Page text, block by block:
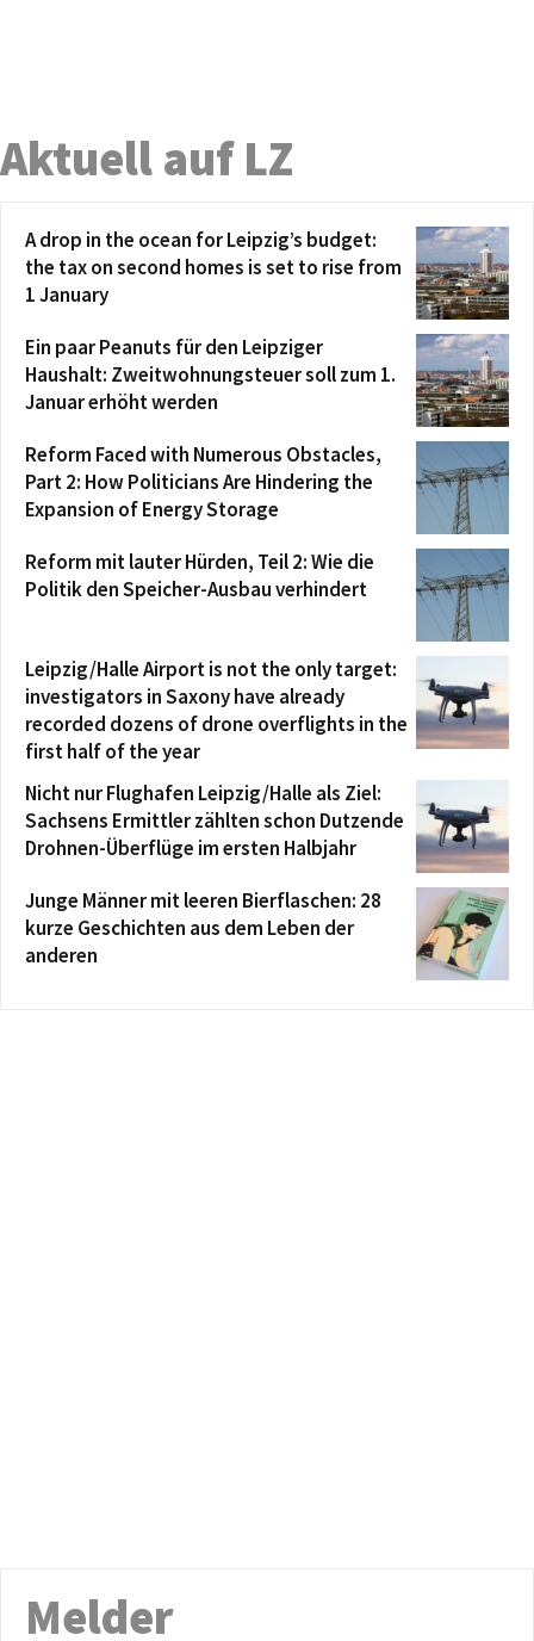
Aktuell auf LZ
A drop in the ocean for Leipzig’s budget:
the tax on second homes is set to rise from
1 January
Ein paar Peanuts für den Leipziger
Haushalt: Zweitwohnungsteuer soll zum 1.
Januar erhöht werden
Reform Faced with Numerous Obstacles,
Part 2: How Politicians Are Hindering the
Expansion of Energy Storage
Reform mit lauter Hürden, Teil 2: Wie die
Politik den Speicher-Ausbau verhindert
Leipzig/Halle Airport is not the only target:
investigators in Saxony have already
recorded dozens of drone overflights in the
first half of the year
Nicht nur Flughafen Leipzig/Halle als Ziel:
Sachsens Ermittler zählten schon Dutzende
Drohnen-Überflüge im ersten Halbjahr
Junge Männer mit leeren Bierflaschen: 28
kurze Geschichten aus dem Leben der
anderen
Melder